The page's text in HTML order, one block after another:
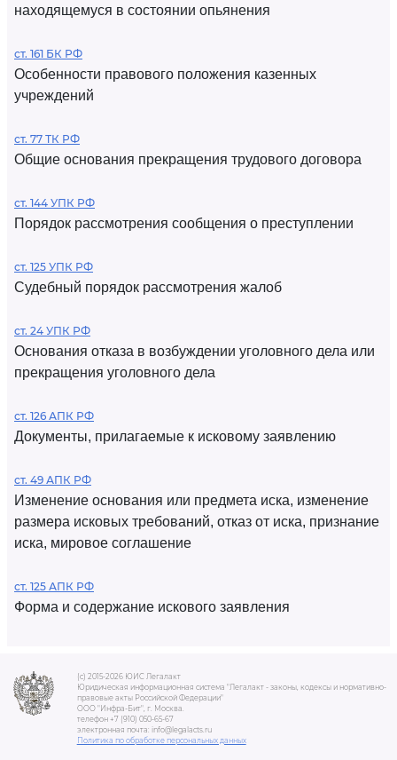
находящемуся в состоянии опьянения
ст. 161 БК РФ
Особенности правового положения казенных
учреждений
ст. 77 ТК РФ
Общие основания прекращения трудового договора
ст. 144 УПК РФ
Порядок рассмотрения сообщения о преступлении
ст. 125 УПК РФ
Судебный порядок рассмотрения жалоб
ст. 24 УПК РФ
Основания отказа в возбуждении уголовного дела или
прекращения уголовного дела
ст. 126 АПК РФ
Документы, прилагаемые к исковому заявлению
ст. 49 АПК РФ
Изменение основания или предмета иска, изменение
размера исковых требований, отказ от иска, признание
иска, мировое соглашение
ст. 125 АПК РФ
Форма и содержание искового заявления
(c) 2015-2026 ЮИС Легалакт
Юридическая информационная система "Легалакт - законы, кодексы и нормативно-
правовые акты Российской Федерации"
ООО "Инфра-Бит", г. Москва.
телефон +7 (910) 050-65-67
электронная почта: info@legalacts.ru
Политика по обработке персональных данных